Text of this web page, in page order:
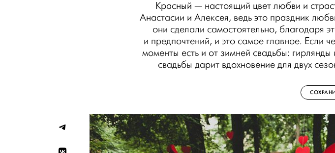
Красный — настоящий цвет любви и
Анастасии и Алексея, ведь это праздник
они сделали самостоятельно, благодаря
и предпочтений, и это самое главное. Если
моменты есть и от зимней свадьбы:
свадьбы дарит вдохновение для двух